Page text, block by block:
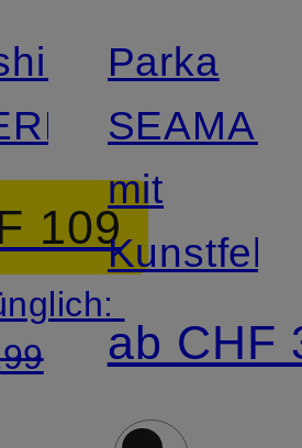
109
Parka
mit
ab CHF